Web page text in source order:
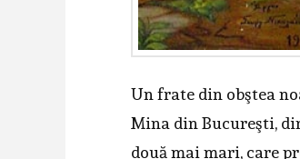
Un frate din obştea
Mina din Bucureşti,
două mai mari, care